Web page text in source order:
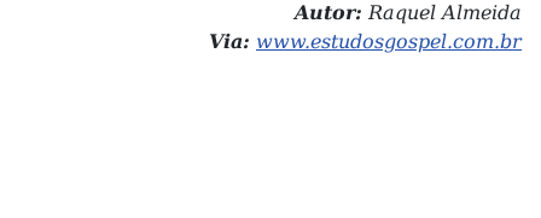
Autor: Raquel Almeida
Via: www.estudosgospel.com.br